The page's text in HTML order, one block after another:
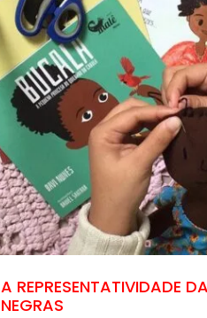
A REPRESENTATIVIDADE
NEGRAS